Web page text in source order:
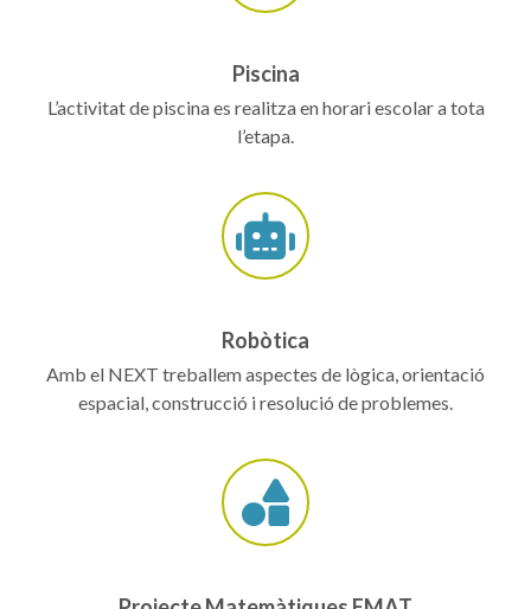
Piscina
L’activitat de piscina es realitza en horari escolar a tota
l’etapa.
Robòtica
Amb el NEXT treballem aspectes de lògica, orientació
espacial, construcció i resolució de problemes.